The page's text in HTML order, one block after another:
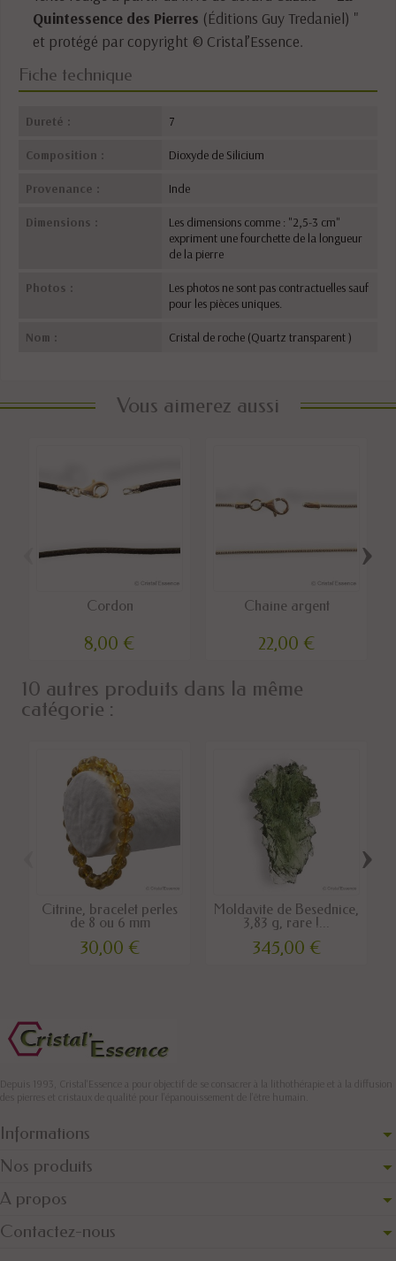
Quintessence des Pierres (Éditions Guy Tredaniel) "
et protégé par copyright © Cristal’Essence.
Fiche technique
Dureté : 7
Composition : Dioxyde de Silicium
Provenance : Inde
Dimensions :
Les dimensions comme : "2,5-3 cm"
expriment une fourchette de la longueur
de la pierre
Photos :
Les photos ne sont pas contractuelles sauf
pour les pièces uniques.
Nom : Cristal de roche (Quartz transparent )
Vous aimerez aussi
Cordon
8,00 €
Chaine argent
22,00 €
›
10 autres produits dans la même
catégorie :
Citrine, bracelet perles
de 8 ou 6 mm
30,00 €
Moldavite de Besednice,
3,83 g, rare !...
345,00 €
›
Depuis 1993, Cristal'Essence a pour objectif de se consacrer à la lithothérapie et à la diffusion
des pierres et cristaux de qualité pour l’épanouissement de l’être humain.
Informations
Nos produits
A propos
Contactez-nous